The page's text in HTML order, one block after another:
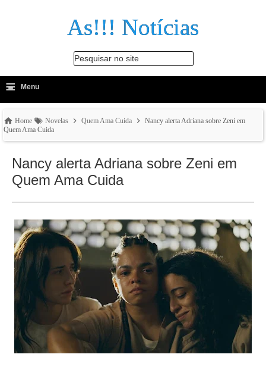
As!!! Notícias
Pesquisar no site
-
≡ Menu
Home Novelas Quem Ama Cuida
Nancy alerta Adriana sobre Zeni em
Quem Ama Cuida
Nancy alerta Adriana sobre Zeni em
Quem Ama Cuida